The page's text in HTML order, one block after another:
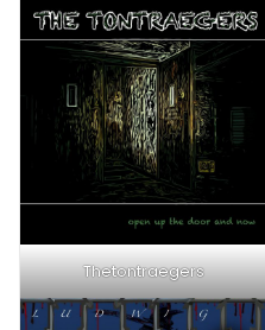
Thetontraegers